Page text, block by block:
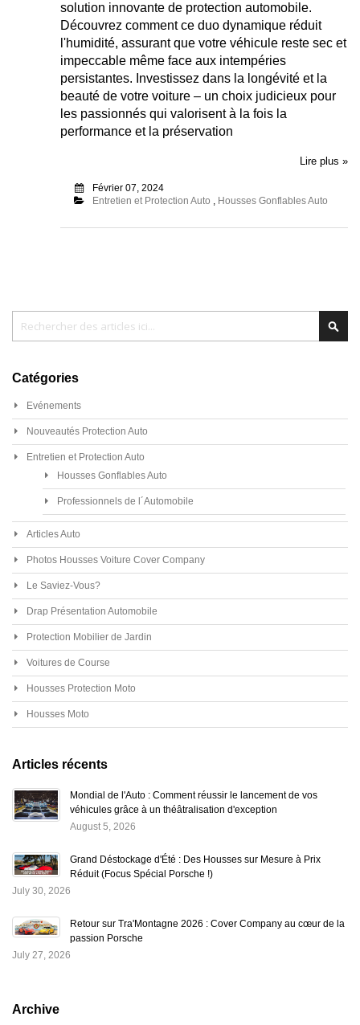
solution innovante de protection automobile.
Découvrez comment ce duo dynamique réduit
l'humidité, assurant que votre véhicule reste sec et
impeccable même face aux intempéries
persistantes. Investissez dans la longévité et la
beauté de votre voiture – un choix judicieux pour
les passionnés qui valorisent à la fois la
performance et la préservation
Lire plus »
Février 07, 2024
Entretien et Protection Auto
Housses Gonflables Auto
Catégories
Evénements
Nouveautés Protection Auto
Entretien et Protection Auto
Housses Gonflables Auto
Professionnels de l´Automobile
Articles Auto
Photos Housses Voiture Cover Company
Le Saviez-Vous?
Drap Présentation Automobile
Protection Mobilier de Jardin
Voitures de Course
Housses Protection Moto
Housses Moto
Articles récents
Mondial de l'Auto : Comment réussir le lancement de vos
véhicules grâce à un théâtralisation d'exception
August 5, 2026
Grand Déstockage d'Été : Des Housses sur Mesure à Prix
Réduit (Focus Spécial Porsche !)
July 30, 2026
Retour sur Tra'Montagne 2026 : Cover Company au cœur de la
passion Porsche
July 27, 2026
Archive